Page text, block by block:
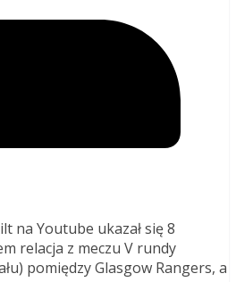
na Youtube ukazał się 8
relacja z meczu V rundy
pomiędzy Glasgow Rangers, a